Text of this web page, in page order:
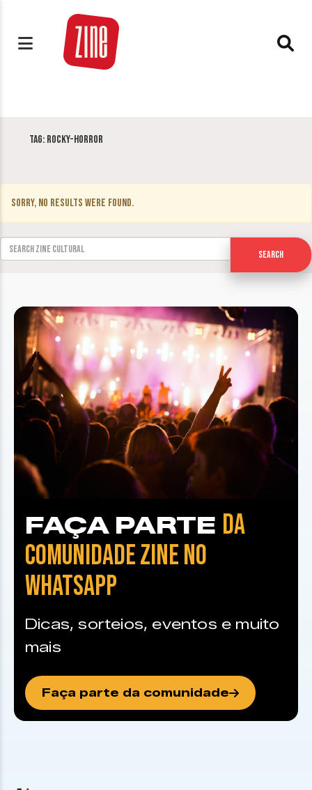
Tag: Rocky-Horror
Sorry, no results were found.
Search for:
Search
FAÇA PARTE DA
COMUNIDADE ZINE NO
WHATSAPP
Dicas, sorteios, eventos e muito
mais
Faça parte da comunidade